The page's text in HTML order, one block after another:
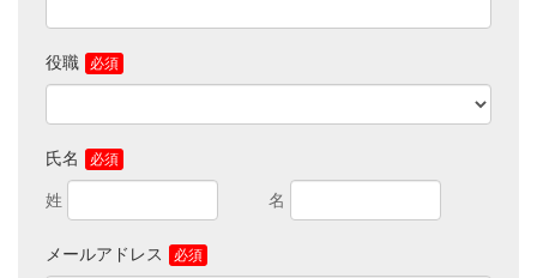
※このページは、第三者による不正なアクセスに備え、
SSL（Secure Sockets Layer）により保護されています。
【お問合せ先】
TEL：03-6719-9251
役職
氏名
メールアドレス